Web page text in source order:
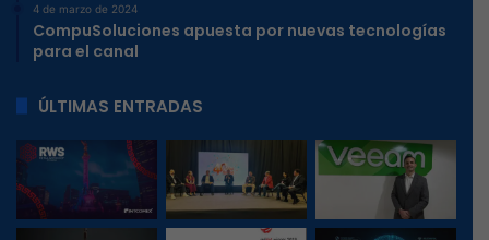
4 de marzo de 2024
CompuSoluciones apuesta por nuevas tecnologías
para el canal
ÚLTIMAS ENTRADAS